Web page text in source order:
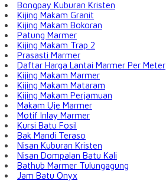
Bongpay Kuburan Kristen
Kijing Makam Granit
Kijing Makam Bokoran
Patung Marmer
Kijing Makam Trap 2
Prasasti Marmer
Daftar Harga Lantai Marmer Per Meter
Kijing Makam Marmer
Kijing Makam Mataram
Kijing Makam Perjamuan
Makam Uje Marmer
Motif Inlay Marmer
Kursi Batu Fosil
Bak Mandi Teraso
Nisan Kuburan Kristen
Nisan Dompalan Batu Kali
Bathub Marmer Tulungagung
Jam Batu Onyx